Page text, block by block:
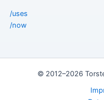
/uses
/now
© 2012–2026